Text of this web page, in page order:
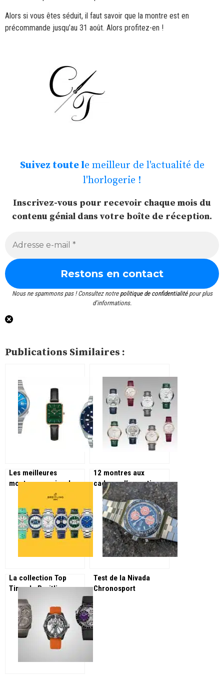
Alors si vous êtes séduit, il faut savoir que la montre est en
précommande jusqu’au 31 août. Alors profitez-en !
Suivez toute le meilleur de l'actualité de
l'horlogerie !
Inscrivez-vous pour recevoir chaque mois du
contenu génial dans votre boîte de réception.
Nous ne spammons pas ! Consultez notre politique de confidentialitépour plus
d’informations.
Publications Similaires :
Les meilleures
montres a moins de
300 € chez Chic Time
12 montres aux
cadrans d’exceptions
pour les 270 ans de
Vacheron Constantin !
La collection Top
Time de Breitling
s’enrichit de 3
nouvelles lignes !
Test de la Nivada
Chronosport